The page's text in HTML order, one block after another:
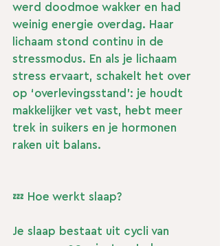
werd doodmoe wakker en had
weinig energie overdag. Haar
lichaam stond continu in de
stressmodus. En als je lichaam
stress ervaart, schakelt het over
op ‘overlevingsstand’: je houdt
makkelijker vet vast, hebt meer
trek in suikers en je hormonen
raken uit balans.
💤 Hoe werkt slaap?
Je slaap bestaat uit cycli van